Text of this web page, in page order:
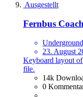
Ausgestellt
Fernbus
23. August
Keyboard layout
file.
14k
0